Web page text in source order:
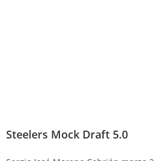
Steelers Mock Draft 5.0